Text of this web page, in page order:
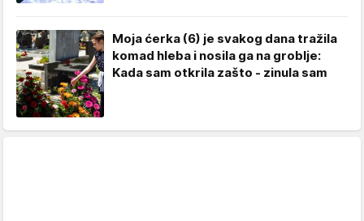
Moja ćerka (6) je svakog dana tražila
komad hleba i nosila ga na groblje:
Kada sam otkrila zašto - zinula sam